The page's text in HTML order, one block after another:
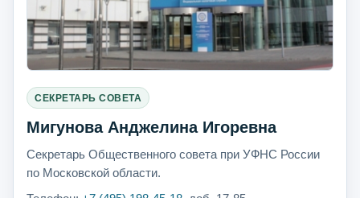
СЕКРЕТАРЬ СОВЕТА
Мигунова Анджелина Игоревна
Секретарь Общественного совета при УФНС России
по Московской области.